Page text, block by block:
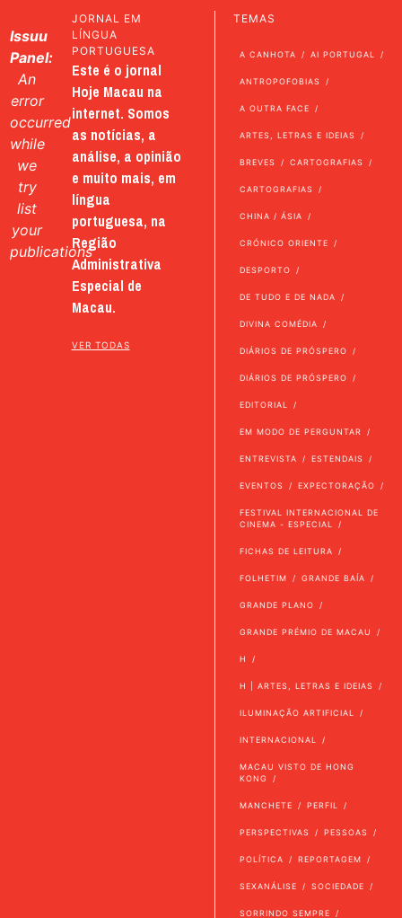
Issuu
Panel:
An
error
occurred
while
we
try
list
your
publications
JORNAL EM
LÍNGUA
PORTUGUESA
Este é o jornal
Hoje Macau na
internet. Somos
as notícias, a
análise, a opinião
e muito mais, em
língua
portuguesa, na
Região
Administrativa
Especial de
Macau.
VER TODAS
TEMAS
A CANHOTA AI PORTUGAL
ANTROPOFOBIAS
A OUTRA FACE
ARTES, LETRAS E IDEIAS
BREVES CARTOGRAFIAS
CARTOGRAFIAS
CHINA / ÁSIA
CRÓNICO ORIENTE
DESPORTO
DE TUDO E DE NADA
DIVINA COMÉDIA
DIÁRIOS DE PRÓSPERO
DIÁRIOS DE PRÓSPERO
EDITORIAL
EM MODO DE PERGUNTAR
ENTREVISTA ESTENDAIS
EVENTOS EXPECTORAÇÃO
FESTIVAL INTERNACIONAL DE
CINEMA - ESPECIAL
FICHAS DE LEITURA
FOLHETIM GRANDE BAÍA
GRANDE PLANO
GRANDE PRÉMIO DE MACAU
H
H | ARTES, LETRAS E IDEIAS
ILUMINAÇÃO ARTIFICIAL
INTERNACIONAL
MACAU VISTO DE HONG
KONG
MANCHETE PERFIL
PERSPECTIVAS PESSOAS
POLÍTICA REPORTAGEM
SEXANÁLISE SOCIEDADE
SORRINDO SEMPRE